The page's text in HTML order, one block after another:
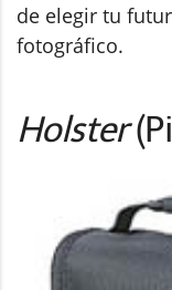
de elegir tu
fotográfico.
Holster